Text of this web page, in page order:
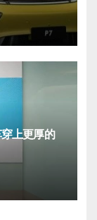
上更厚的